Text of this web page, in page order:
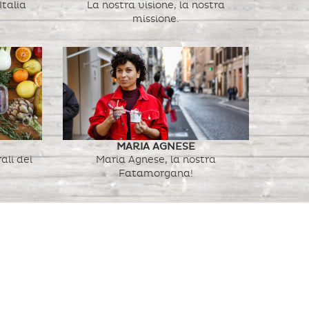
La nostra visione, la nostra
missione.
dei
MARIA AGNESE
Maria Agnese, la nostra
Fatamorgana!